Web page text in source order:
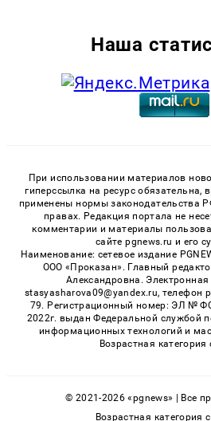
Наша
При использовании материалов
гиперссылка на ресурс обязательна,
применены нормы законодательства
правах. Редакция портала не
комментарии и материалы
сайте pgnews.ru и его
Наименование: сетевое издание
ООО «Проказан». Главный
Александровна.
stasyasharova09@yandex.ru, телефон
79. Регистрационный номер: ЭЛ №
2022г. выдан Федеральной службой
информационных технологий и
Возрастная категория
© 2021-2026 «pgnews» | Все
Возрастная категория